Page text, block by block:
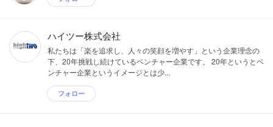
ハイツー株式会社
私たちは「楽を追求し、人々の笑顔を増やす」という企業理念の
下、20年挑戦し続けているベンチャー企業です。 20年というとベ
ンチャー企業というイメージとは少...
フォロー